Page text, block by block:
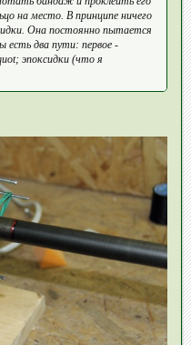
на место. В принципе ничего
Она постоянно пытается
есть два пути: первое -
эпоксидки (что я